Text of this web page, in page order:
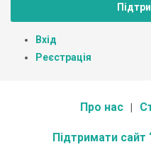
Вхід
Реєстрація
Про нас
Підтримати сайт